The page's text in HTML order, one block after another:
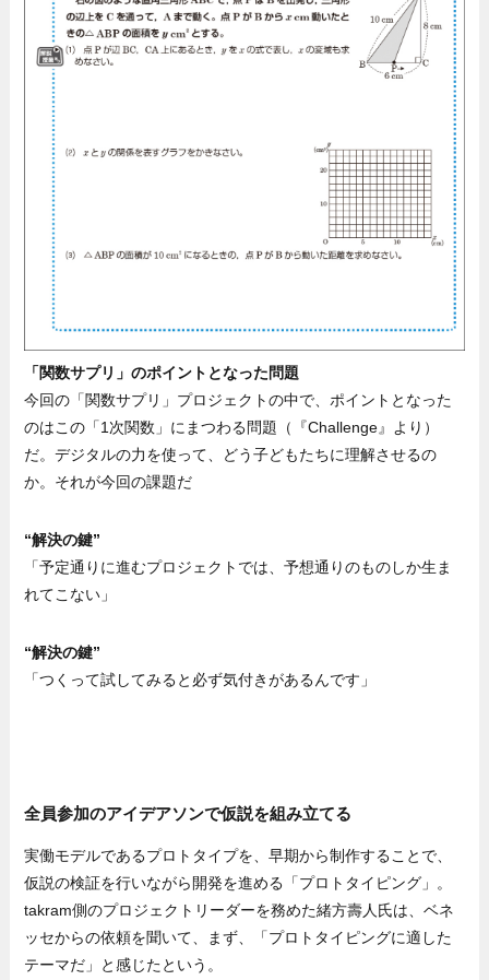
「関数サプリ」のポイントとなった問題
今回の「関数サプリ」プロジェクトの中で、ポイントとなった
のはこの「1次関数」にまつわる問題（『Challenge』より）
だ。デジタルの力を使って、どう子どもたちに理解させるの
か。それが今回の課題だ
“解決の鍵”
「予定通りに進むプロジェクトでは、予想通りのものしか生ま
れてこない」
“解決の鍵”
「つくって試してみると必ず気付きがあるんです」
全員参加のアイデアソンで仮説を組み立てる
実働モデルであるプロトタイプを、早期から制作することで、
仮説の検証を行いながら開発を進める「プロトタイピング」。
takram側のプロジェクトリーダーを務めた緒方壽人氏は、ベネ
ッセからの依頼を聞いて、まず、「プロトタイピングに適した
テーマだ」と感じたという。